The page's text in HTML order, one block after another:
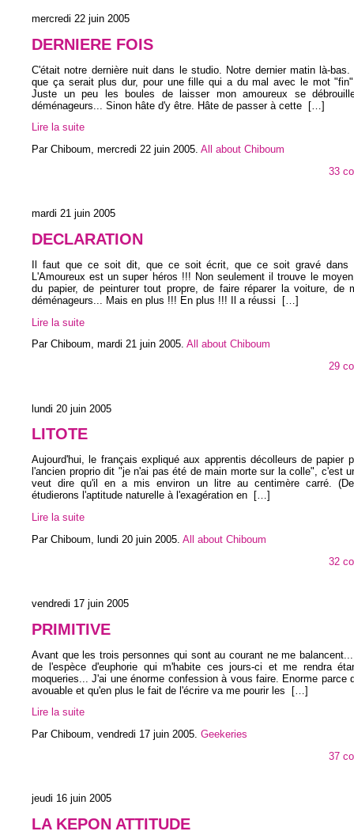
mercredi 22 juin 2005
DERNIERE FOIS
C'était notre dernière nuit dans le studio. Notre dernier matin là-bas.
que ça serait plus dur, pour une fille qui a du mal avec le mot
Juste un peu les boules de laisser mon amoureux se
déménageurs... Sinon hâte d'y être. Hâte de passer à cette […]
Lire la suite
Par Chiboum, mercredi 22 juin 2005. All about Chiboum
33
mardi 21 juin 2005
DECLARATION
Il faut que ce soit dit, que ce soit écrit, que ce soit gravé dans
L'Amoureux est un super héros !!! Non seulement il trouve le
du papier, de peinturer tout propre, de faire réparer la voiture, de
déménageurs... Mais en plus !!! En plus !!! Il a réussi
[…]
Lire la suite
Par Chiboum, mardi 21 juin 2005. All about Chiboum
29
lundi 20 juin 2005
LITOTE
Aujourd'hui, le français expliqué aux apprentis décolleurs de papier
l'ancien proprio dit "je n'ai pas été de main morte sur la colle", c'est
veut dire qu'il en a mis environ un litre au centimère carré.
étudierons l'aptitude naturelle à l'exagération en
[…]
Lire la suite
Par Chiboum,
lundi 20 juin 2005 All about Chiboum
32
vendredi 17 juin 2005
PRIMITIVE
Avant que les trois personnes qui sont au courant ne me
de l'espèce d'euphorie qui m'habite ces jours-ci et me rendra
moqueries... J'ai une énorme confession à vous faire. Enorme parce
avouable et qu'en plus le fait de l'écrire va me pourir les
[…]
Lire la suite
Par Chiboum, vendredi 17 juin 2005. Geekeries
37
jeudi 16 juin 2005
LA KEPON ATTITUDE